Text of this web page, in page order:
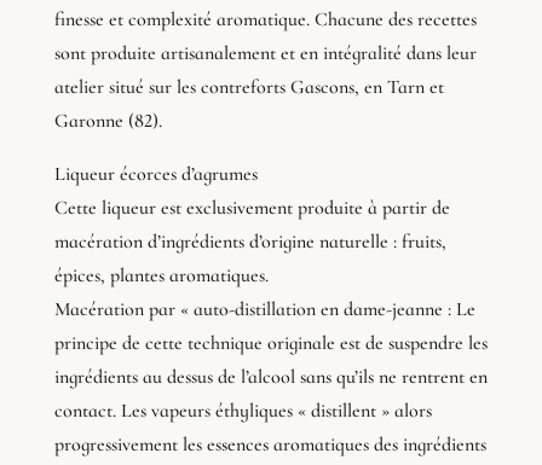
finesse et complexité aromatique. Chacune des recettes
sont produite artisanalement et en intégralité dans leur
atelier situé sur les contreforts Gascons, en Tarn et
Garonne (82).
Liqueur écorces d’agrumes
Cette liqueur est exclusivement produite à partir de
macération d’ingrédients d’origine naturelle : fruits,
épices, plantes aromatiques.
Macération par « auto-distillation en dame-jeanne : Le
principe de cette technique originale est de suspendre les
ingrédients au dessus de l’alcool sans qu’ils ne rentrent en
contact. Les vapeurs éthyliques « distillent » alors
progressivement les essences aromatiques des ingrédients